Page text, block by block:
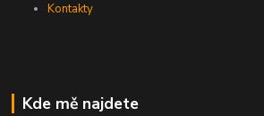
Kontakty
Kde mě najdete